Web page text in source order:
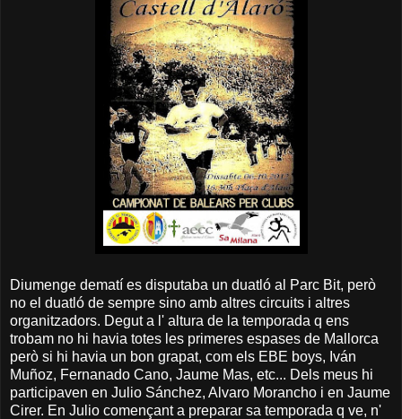
Diumenge dematí es disputaba un duatló al Parc Bit, però
no el duatló de sempre sino amb altres circuits i altres
organitzadors. Degut a l' altura de la temporada q ens
trobam no hi havia totes les primeres espases de Mallorca
però si hi havia un bon grapat, com els EBE boys, Iván
Muñoz, Fernanado Cano, Jaume Mas, etc... Dels meus hi
participaven en Julio Sánchez, Alvaro Morancho i en Jaume
Cirer. En Julio començant a preparar sa temporada q ve, n'